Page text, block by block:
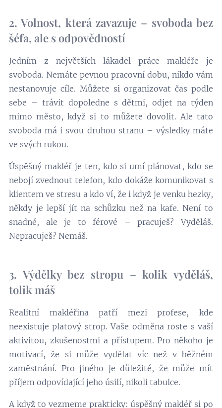
2. Volnost, která zavazuje – svoboda bez
šéfa, ale s odpovědností
Jedním z největších lákadel práce makléře je
svoboda. Nemáte pevnou pracovní dobu, nikdo vám
nestanovuje cíle. Můžete si organizovat čas podle
sebe – trávit dopoledne s dětmi, odjet na týden
mimo město, když si to můžete dovolit. Ale tato
svoboda má i svou druhou stranu – výsledky máte
ve svých rukou.
Úspěšný makléř je ten, kdo si umí plánovat, kdo se
nebojí zvednout telefon, kdo dokáže komunikovat s
klientem ve stresu a kdo ví, že i když je venku hezky,
někdy je lepší jít na schůzku než na kafe. Není to
snadné, ale je to férové – pracuješ? Vyděláš.
Nepracuješ? Nemáš.
3. Výdělky bez stropu – kolik vyděláš,
tolik máš
Realitní makléřina patří mezi profese, kde
neexistuje platový strop. Vaše odměna roste s vaší
aktivitou, zkušenostmi a přístupem. Pro někoho je
motivací, že si může vydělat víc než v běžném
zaměstnání. Pro jiného je důležité, že může mít
příjem odpovídající jeho úsilí, nikoli tabulce.
A když to vezmeme prakticky: úspěšný makléř si po